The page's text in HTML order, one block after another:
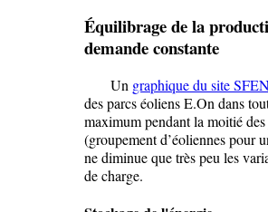
Équilibrage de la
demande constante
Un graphique du site
des parcs éoliens E.On dans
maximum pendant la moitié
(groupement d’éoliennes pour
ne diminue que très peu les
de charge.